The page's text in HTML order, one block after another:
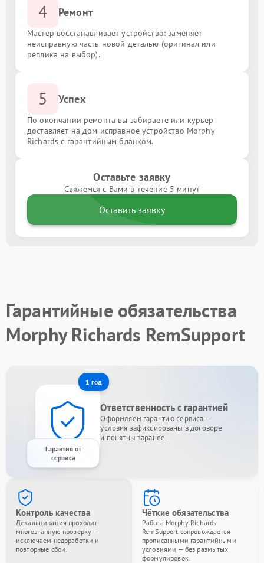
4 Ремонт
Мастер восстанавливает устройство: заменяет
неисправную часть новой деталью (оригинал или
реплика на выбор).
5 Успех
По окончании ремонта вы забираете или курьер
доставляет на дом исправное устройство Morphy
Richards с гарантийным бланком.
Оставьте заявку
Свяжемся с Вами в течение 5 минут
Оставить заявку
Гарантийные обязательства
Morphy Richards RemSupport
1 год
Гарантия от
сервиса
Ответственность с гарантией
Оформляем гарантию сервиса —
условия зафиксированы в договоре
и понятны заранее.
Контроль качества
Декальцинация проходит
многоэтапную проверку —
исключаем недоработки и
повторные сбои.
Чёткие обязательства
Работа Morphy Richards
RemSupport сопровождается
прописанными гарантийными
условиями — без размытых
формулировок.